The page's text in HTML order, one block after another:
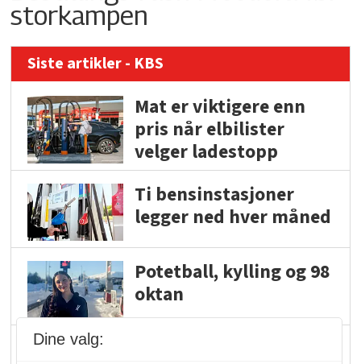
storkampen
Siste artikler - KBS
Mat er viktigere enn
pris når elbilister
velger ladestopp
Ti bensinstasjoner
legger ned hver måned
Potetball, kylling og 98
oktan
Dine valg: